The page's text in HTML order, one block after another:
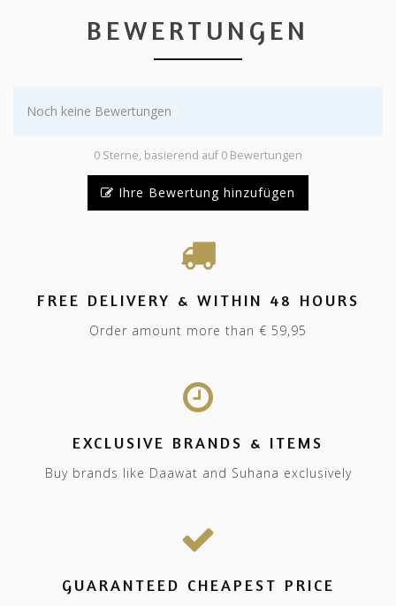
BEWERTUNGEN
Noch keine Bewertungen
0 Sterne, basierend auf 0 Bewertungen
Ihre Bewertung hinzufügen
FREE DELIVERY & WITHIN 48 HOURS
Order amount more than € 59,95
EXCLUSIVE BRANDS & ITEMS
Buy brands like Daawat and Suhana exclusively
GUARANTEED CHEAPEST PRICE